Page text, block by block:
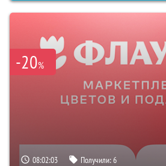
-20%
08:02:02 Получили:6